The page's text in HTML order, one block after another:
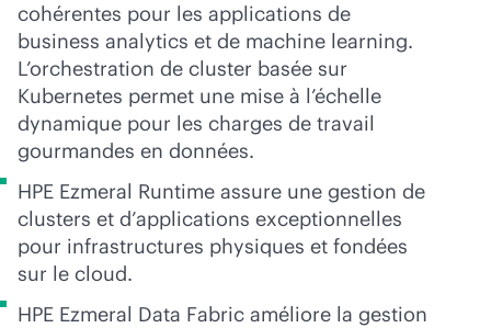
cohérentes pour les applications de
business analytics et de machine learning.
L’orchestration de cluster basée sur
Kubernetes permet une mise à l’échelle
dynamique pour les charges de travail
gourmandes en données.
HPE Ezmeral Runtime assure une gestion de
clusters et d’applications exceptionnelles
pour infrastructures physiques et fondées
sur le cloud.
HPE Ezmeral Data Fabric améliore la gestion